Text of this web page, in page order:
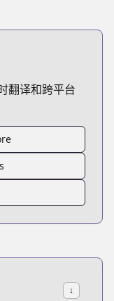
翻译和跨平台
↓